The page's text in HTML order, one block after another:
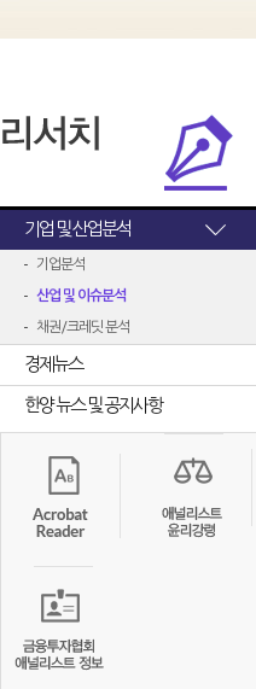
기업 및 산업분석
기업분석
산업 및 이슈분석
채권/크레딧 분석
경제뉴스
한양 뉴스 및 공지사항